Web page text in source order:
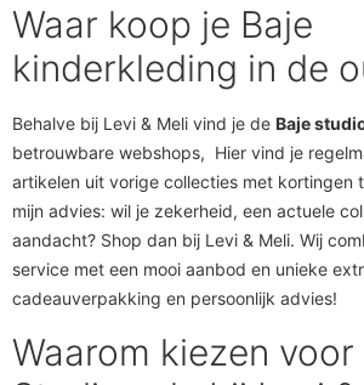
Waar koop je Baje
kinderkleding in de
Behalve bij Levi & Meli vind je de Baje
betrouwbare webshops, Hier vind je
artikelen uit vorige collecties met kortingen
mijn advies: wil je zekerheid, een actuele
aandacht? Shop dan bij Levi & Meli. Wij
service met een mooi aanbod en unieke
cadeauverpakking en persoonlijk advies!
Waarom kiezen voor